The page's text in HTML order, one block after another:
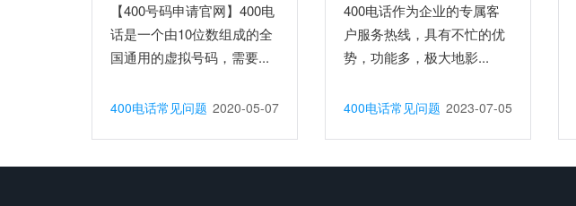
【400号码申请官网】400电
话是一个由10位数组成的全
国通用的虚拟号码，需要...
400电话常见问题 2020-05-07
400电话作为企业的专属客
户服务热线，具有不忙的优
势，功能多，极大地影...
400电话常见问题 2023-07-05